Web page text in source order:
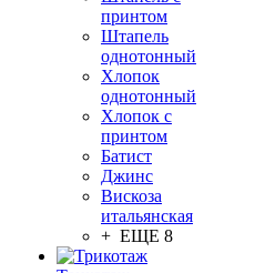
принтом
Штапель
однотонный
Хлопок
однотонный
Хлопок с
принтом
Батист
Джинс
Вискоза
итальянская
+ ЕЩЕ 8